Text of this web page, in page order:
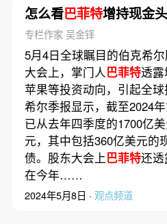
怎么看巴菲特增持现金
专栏作家 吴金铎
5月4日全球瞩目的伯克希
大会上，掌门人巴菲特透
苹果等投资动向，引起全
希尔季报显示，截至2024
已从去年四季度的1700亿
元，其中包括360亿美元的
债。股东大会上巴菲特还
在今年……
2024年5月8日 · 观点频道